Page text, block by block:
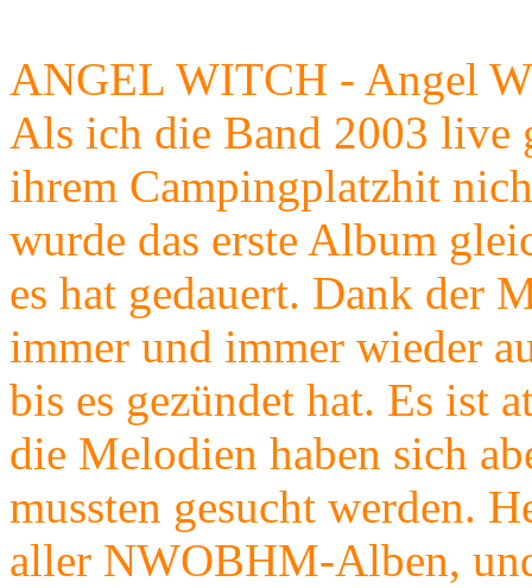
ANGEL WITCH - Angel
Als ich die Band 2003 live
ihrem Campingplatzhit
wurde das erste Album
es hat gedauert. Dank der
immer und immer wieder
bis es gezündet hat. Es ist
die Melodien haben sich
mussten gesucht werden.
aller NWOBHM-Alben,